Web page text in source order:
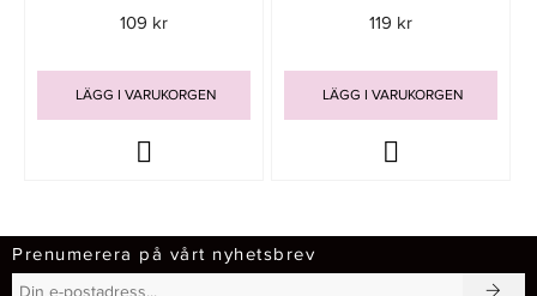
109 kr
LÄGG I VARUKORGEN
119 kr
LÄGG I VARUKORGEN
Prenumerera på vårt nyhetsbrev